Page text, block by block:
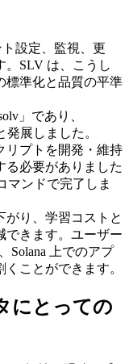
設定、監視、更
。SLV は、こうし
標準化と品質の平準
」であり、
発展しました。
リプトを開発・維持
る必要がありました
マンドで完了しま
がり、学習コストと
できます。ユーザー
Solana 上でのアプ
ことができます。
にとっての